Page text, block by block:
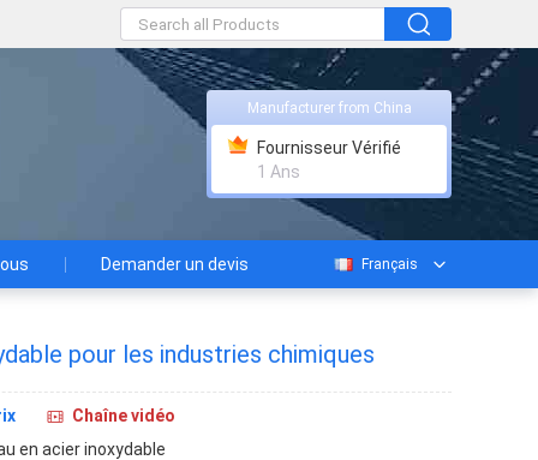
Manufacturer from China
Fournisseur Vérifié
1 Ans
Demander un devis Français
pour les industries chimiques
Chaîne vidéo
en acier inoxydable